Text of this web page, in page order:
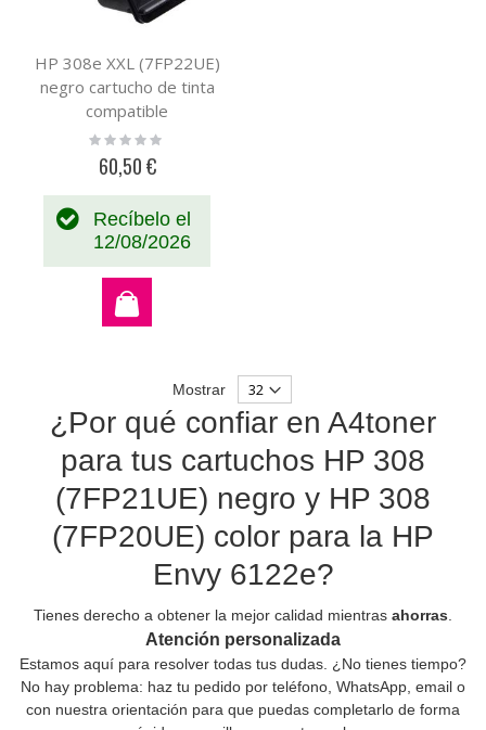
HP 308e XXL (7FP22UE)
negro cartucho de tinta
compatible
Rating:
60,50 €
Recíbelo el
12/08/2026
Mostrar
¿Por qué confiar en A4toner
para tus cartuchos HP 308
(7FP21UE) negro y HP 308
(7FP20UE) color para la HP
Envy 6122e?
Tienes derecho a obtener la mejor calidad mientras ahorras
Atención personalizada
Estamos aquí para resolver todas tus dudas. ¿No tienes tiempo?
No hay problema: haz tu pedido por teléfono, WhatsApp, email o
con nuestra orientación para que puedas completarlo de forma